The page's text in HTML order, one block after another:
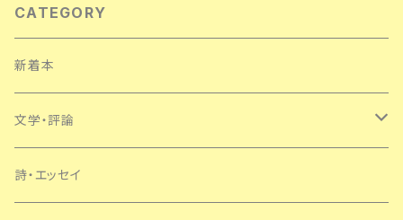
CATEGORY
新着本
文学・評論
日本
詩・エッセイ